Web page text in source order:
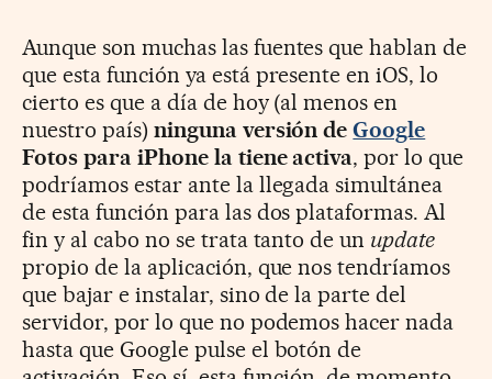
Aunque son muchas las fuentes que hablan de
que esta función ya está presente en iOS, lo
cierto es que a día de hoy (al menos en
nuestro país) ninguna versión deGoogle
Fotos para iPhone la tiene activa, por lo que
podríamos estar ante la llegada simultánea
de esta función para las dos plataformas. Al
fin y al cabo no se trata tanto de un update
propio de la aplicación, que nos tendríamos
que bajar e instalar, sino de la parte del
servidor, por lo que no podemos hacer nada
hasta que Google pulse el botón de